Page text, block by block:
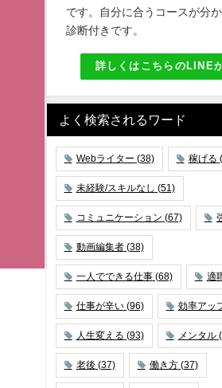
です。自分に合うコースが分
診断付きです。
詳しくはこちらのLINE
よく検索されるワード
Webライター (38) 稼げる
未経験/スキルなし (51)
コミュニケーション (67)
動画編集者(38)
一人でできる仕事(68) 適
仕事が辛い(96) 効率アッ
人生変える (93) メンタル
老後 (37) 働き方(37)